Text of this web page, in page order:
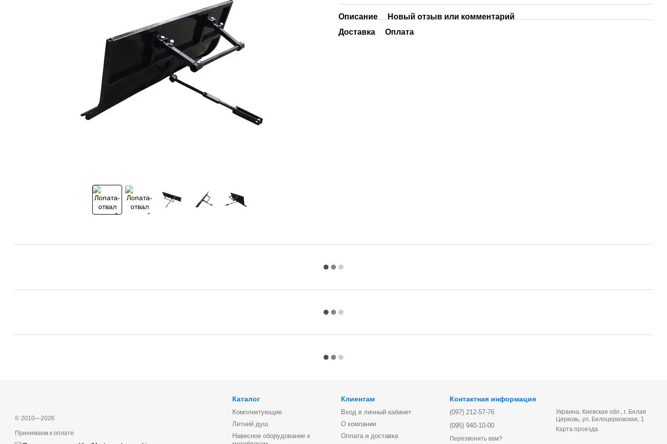
Описание
Новый отзыв или комментарий
Доставка
Оплата
© 2010—2026
Принимаем к оплате
Каталог
Комплектующие
Летний душ
Навесное оборудование к
Клиентам
Вход в личный кабинет
О компании
Оплата и доставка
Контактная информация
(097) 212-57-76
(095) 940-10-00
Перезвонить вам?
Украина, Киевская обл., г. Белая
Церковь, ул. Белоцерковская, 1
Карта проезда